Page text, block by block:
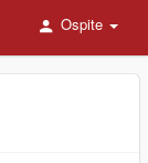
Ospite